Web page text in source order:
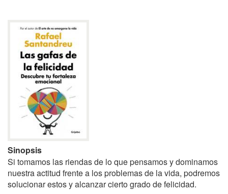
Sinopsis
Si tomamos las riendas de lo que pensamos y dominamos
nuestra actitud frente a los problemas de la vida, podremos
solucionar estos y alcanzar cierto grado de felicidad.